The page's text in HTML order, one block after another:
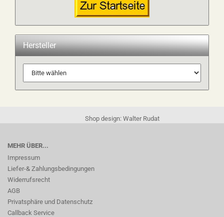
Hersteller
Shop design: Walter Rudat
MEHR ÜBER...
Impressum
Liefer-& Zahlungsbedingungen
Widerrufsrecht
AGB
Privatsphäre und Datenschutz
Callback Service